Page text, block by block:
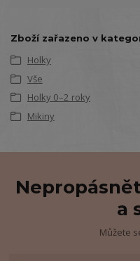
Zboží zařazeno v
Holky
Vše
Holky 0–2 roky
Mikiny
a
Můžete